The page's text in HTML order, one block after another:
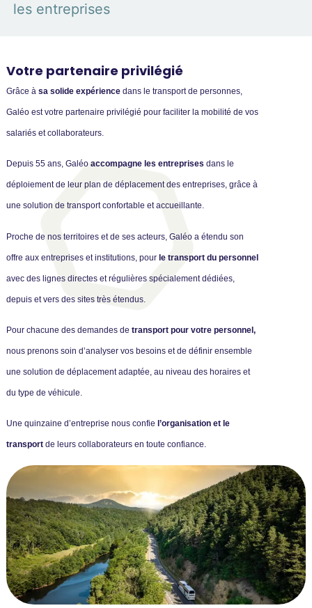
les entreprises
Votre partenaire privilégié
Grâce à sa solide expériencedans le transport de personnes,
Galéo est votre partenaire privilégié pour faciliter la mobilité de vos
salariés et collaborateurs.
Depuis 55 ans, Galéo accompagne les entreprises dans le
déploiement de leur plan de déplacement des entreprises, grâce à
une solution de transport confortable et accueillante.
Proche de nos territoires et de ses acteurs, Galéo a étendu son
offre aux entreprises et institutions, pourle transport du personnel
avec des lignes directes et régulières spécialement dédiées,
depuis et vers des sites très étendus.
Pour chacune des demandes de transport pour votre personnel,
nous prenons soin d’analyser vos besoins et de définir ensemble
une solution de déplacement adaptée, au niveau des horaires et
du type de véhicule.
Une quinzaine d’entreprise nous confie l’organisation et le
transportde leurs collaborateurs en toute confiance.